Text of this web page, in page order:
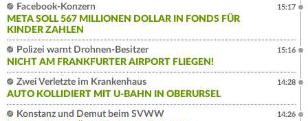
Facebook-Konzern
META SOLL 567 MILLIONEN DOLLAR IN FONDS FÜR
KINDER ZAHLEN
15:17
Polizei warnt Drohnen-Besitzer
NICHT AM FRANKFURTER AIRPORT FLIEGEN!
15:16
Zwei Verletzte im Krankenhaus
AUTO KOLLIDIERT MIT U-BAHN IN OBERURSEL
14:28
Konstanz und Demut beim SVWW
14:26